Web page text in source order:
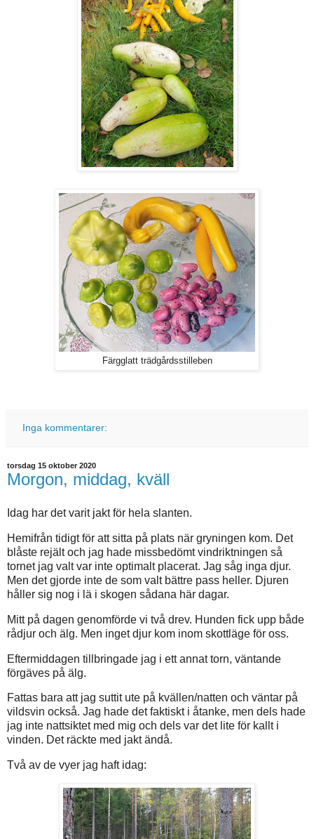
Färgglatt trädgårdsstilleben
Inga kommentarer:
torsdag 15 oktober 2020
Morgon, middag, kväll
Idag har det varit jakt för hela slanten.
Hemifrån tidigt för att sitta på plats när gryningen kom. Det
blåste rejält och jag hade missbedömt vindriktningen så
tornet jag valt var inte optimalt placerat. Jag såg inga djur.
Men det gjorde inte de som valt bättre pass heller. Djuren
håller sig nog i lä i skogen sådana här dagar.
Mitt på dagen genomförde vi två drev. Hunden fick upp både
rådjur och älg. Men inget djur kom inom skottläge för oss.
Eftermiddagen tillbringade jag i ett annat torn, väntande
förgäves på älg.
Fattas bara att jag suttit ute på kvällen/natten och väntar på
vildsvin också. Jag hade det faktiskt i åtanke, men dels hade
jag inte nattsiktet med mig och dels var det lite för kallt i
vinden. Det räckte med jakt ändå.
Två av de vyer jag haft idag: